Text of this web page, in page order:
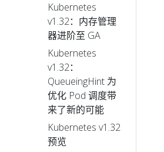
Kubernetes
v1.32：内存管理
器进阶至 GA
Kubernetes
v1.32：
QueueingHint 为
优化 Pod 调度带
来了新的可能
Kubernetes v1.32
预览